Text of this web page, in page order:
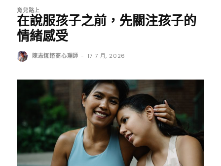
育兒路上
在說服孩子之前，先關注孩子的
情緒感受
陳志恆諮商心理師 - 17 7 月, 2026